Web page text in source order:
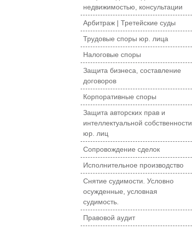
недвижимостью, консультации
Арбитраж | Третейские суды
Трудовые споры юр. лица
Налоговые споры
Защита бизнеса, составление
договоров
Корпоративные споры
Защита авторских прав и
интеллектуальной собственности
юр. лиц
Сопровождение сделок
Исполнительное производство
Снятие судимости. Условно
осужденные, условная
судимость.
Правовой аудит